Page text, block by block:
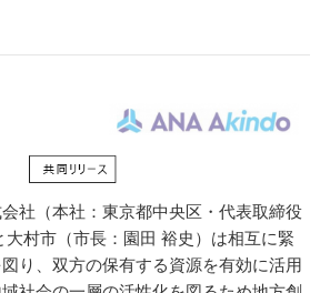
社（本社：東京都中央区・代表取締役
村市（市長：園田 裕史）は相互に緊
り、双方の保有する資源を有効に活用